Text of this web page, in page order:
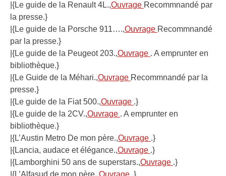
|{Le guide de la Renault 4L.,Ouvrage Recommnandé par
la presse.}
|{Le guide de la Porsche 911….,Ouvrage Recommnandé
par la presse.}
|{Le guide de la Peugeot 203.,Ouvrage . A emprunter en
bibliothèque.}
|{Le Guide de la Méhari.,Ouvrage Recommnandé par la
presse.}
|{Le guide de la Fiat 500.,Ouvrage .}
|{Le guide de la 2CV.,Ouvrage . A emprunter en
bibliothèque.}
|{L’Austin Metro De mon père.,Ouvrage .}
|{Lancia, audace et élégance.,Ouvrage .}
|{Lamborghini 50 ans de superstars.,Ouvrage .}